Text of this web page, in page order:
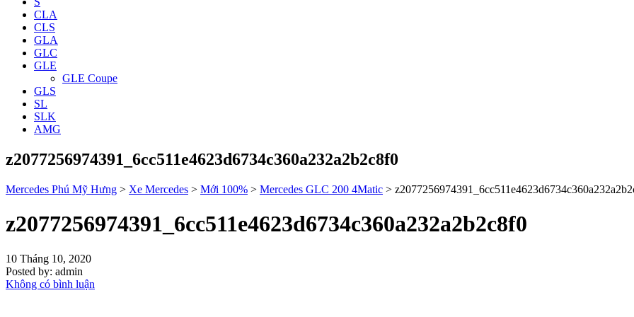
CLA
CLS
GLA
GLC
GLE
GLE Coupe
GLS
SL
SLK
AMG
z2077256974391_6cc511e4623d6734c360a232a2b2c8f0
Mercedes Phú Mỹ Hưng > Xe Mercedes > Mới 100% > Mercedes GLC 200 4Matic >
z2077256974391_6cc511e4623d6734c360a232a2b2c8f0
10 Tháng 10, 2020
Posted by: admin
Không có bình luận